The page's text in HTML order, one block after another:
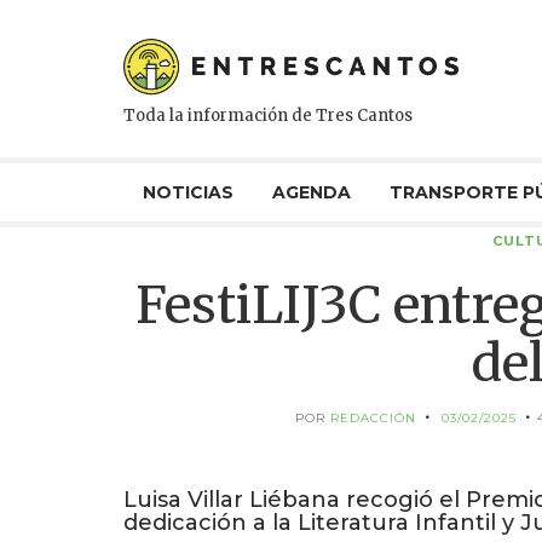
Toda la información de Tres Cantos
NOTICIAS AGENDA TRANSPORTE
FestiLIJ3C
POR REDACCIÓN 03/02/2025
Luisa Villar Liébana recogió el
dedicación a la Literatura Infantil y